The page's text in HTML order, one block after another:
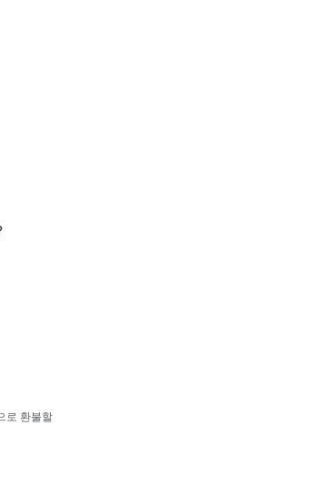
기존 크레딧은 여전히
경우에만 제공됩니다.
로 환불할